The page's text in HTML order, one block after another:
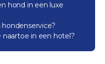
hond in een luxe
in een hotel?